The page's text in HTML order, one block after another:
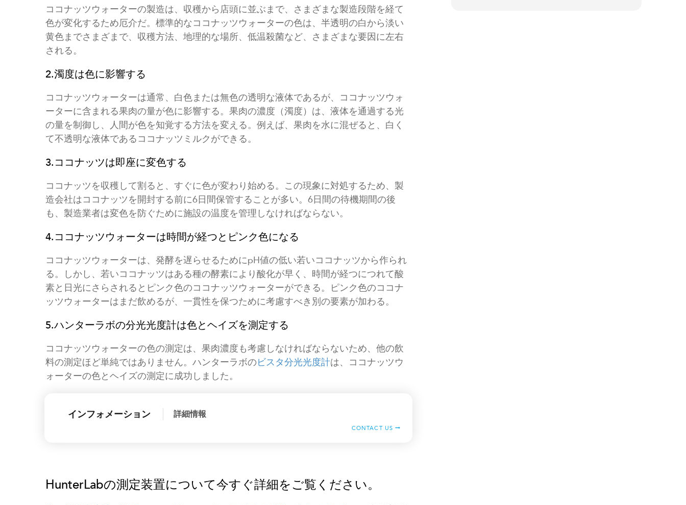
ココナッツウォーターの製造は、収穫から店頭に並ぶまで、さまざまな製造段階を経て
色が変化するため厄介だ。標準的なココナッツウォーターの色は、半透明の白から淡い
黄色までさまざまで、収穫方法、地理的な場所、低温殺菌など、さまざまな要因に左右
される。
2.濁度は色に影響する
ココナッツウォーターは通常、白色または無色の透明な液体であるが、ココナッツウォ
ーターに含まれる果肉の量が色に影響する。果肉の濃度（濁度）は、液体を通過する光
の量を制御し、人間が色を知覚する方法を変える。例えば、果肉を水に混ぜると、白く
て不透明な液体であるココナッツミルクができる。
3.ココナッツは即座に変色する
ココナッツを収穫して割ると、すぐに色が変わり始める。この現象に対処するため、製
造会社はココナッツを開封する前に6日間保管することが多い。6日間の待機期間の後
も、製造業者は変色を防ぐために施設の温度を管理しなければならない。
4.ココナッツウォーターは時間が経つとピンク色になる
ココナッツウォーターは、発酵を遅らせるためにpH値の低い若いココナッツから作られ
る。しかし、若いココナッツはある種の酵素により酸化が早く、時間が経つにつれて酸
素と日光にさらされるとピンク色のココナッツウォーターができる。ピンク色のココナ
ッツウォーターはまだ飲めるが、一貫性を保つために考慮すべき別の要素が加わる。
5.ハンターラボの分光光度計は色とヘイズを測定する
ココナッツウォーターの色の測定は、果肉濃度も考慮しなければならないため、他の飲
料の測定ほど単純ではありません。ハンターラボのビスタ分光光度計は、ココナッツウ
ォーターの色とヘイズの測定に成功しました。
インフォメーション 詳細情報
CONTACT US
HunterLabの測定装置について今すぐ詳細をご覧ください。